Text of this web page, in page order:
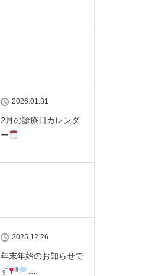
2026.01.31
2月の診療日カレンダ
ー
2025.12.26
年末年始のお知らせで
す